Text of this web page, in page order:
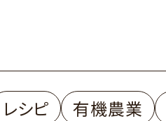
レシピ
有機農業